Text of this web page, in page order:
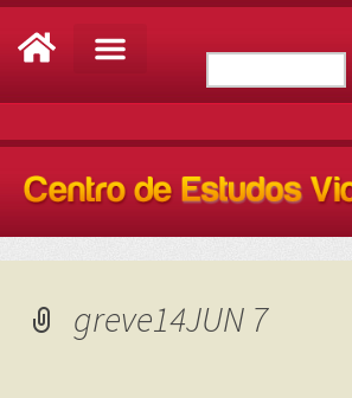
greve14JUN 7